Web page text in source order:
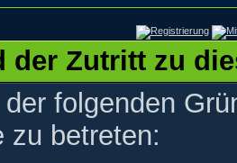
der Zutritt zu
folgenden
zu betreten: